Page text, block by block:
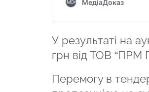
У результаті на
грн від ТОВ “ПРМ
Перемогу в